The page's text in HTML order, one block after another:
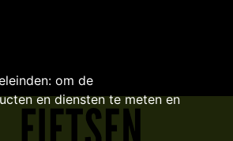
om de
en diensten te meten en